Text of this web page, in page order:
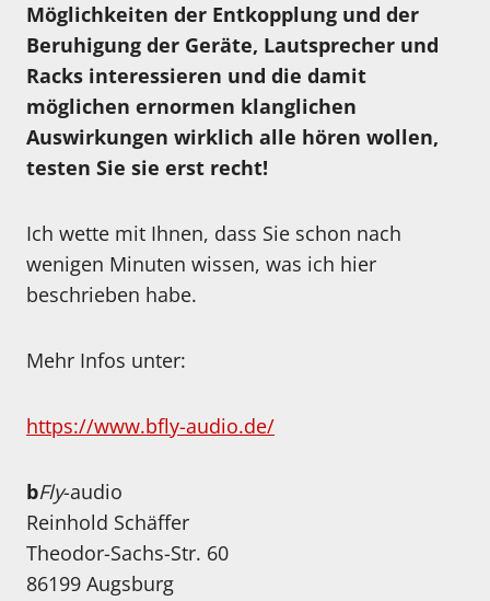
Möglichkeiten der Entkopplung und der
Beruhigung der Geräte, Lautsprecher und
Racks interessieren und die damit
möglichen ernormen klanglichen
Auswirkungen wirklich alle hören wollen,
testen Sie sie erst recht!
Ich wette mit Ihnen, dass Sie schon nach
wenigen Minuten wissen, was ich hier
beschrieben habe.
Mehr Infos unter:
https://www.bfly-audio.de/
bFly-audio
Reinhold Schäffer
Theodor-Sachs-Str. 60
86199 Augsburg